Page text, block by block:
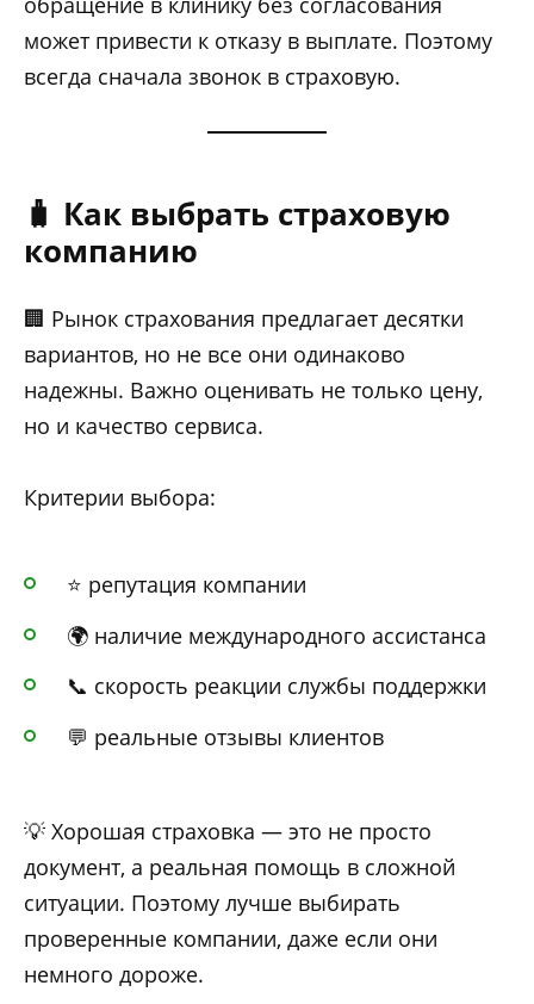
может привести к отказу в выплате. Поэтому
всегда сначала звонок в страховую.
🧳 Как выбрать страховую
компанию
🏢 Рынок страхования предлагает десятки
вариантов, но не все они одинаково
надежны. Важно оценивать не только цену,
но и качество сервиса.
Критерии выбора:
⭐ репутация компании
🌍 наличие международного ассистанса
📞 скорость реакции службы поддержки
💬 реальные отзывы клиентов
💡 Хорошая страховка — это не просто
документ, а реальная помощь в сложной
ситуации. Поэтому лучше выбирать
проверенные компании, даже если они
немного дороже.